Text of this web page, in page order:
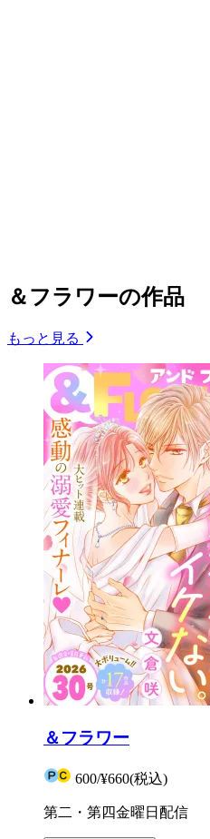
＆フラワーの作品
もっと見る
＆フラワー
600/¥660(税込)
第二・第四金曜日配信